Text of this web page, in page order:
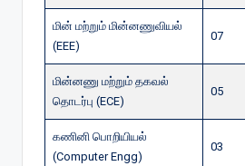
மின் மற்றும் மின்னணுவியல்
(EEE)
07
மின்னணு மற்றும் தகவல்
தொடர்பு (ECE)
05
கணினி பொறியியல்
(Computer Engg)
03